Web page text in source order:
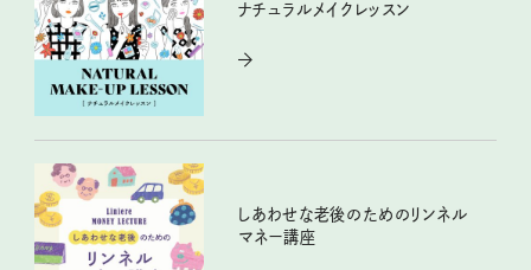
ナチュラルメイクレッスン
しあわせな老後のためのリンネル
マネー講座